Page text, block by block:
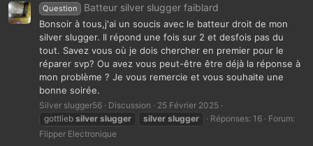
Question Batteur silver slugger faiblard
Bonsoir à tous,j'ai un soucis avec le batteur droit de mon
silver slugger. Il répond une fois sur 2 et desfois pas du
tout. Savez vous où je dois chercher en premier pour le
réparer svp? Ou avez vous peut-être être déjà la réponse à
mon problème ? Je vous remercie et vous souhaite une
bonne soirée.
Silver slugger56 Discussion
25 Février 2025
gottlieb silver slugger silver slugger Réponses: 16
Forum:
Flipper Electronique